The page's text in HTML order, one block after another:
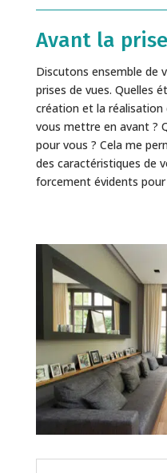
Avant la
Discutons ensemble de
prises de vues. Quelles
création et la
vous mettre en avant ?
pour vous ? Cela me
des caractéristiques de
forcement évidents